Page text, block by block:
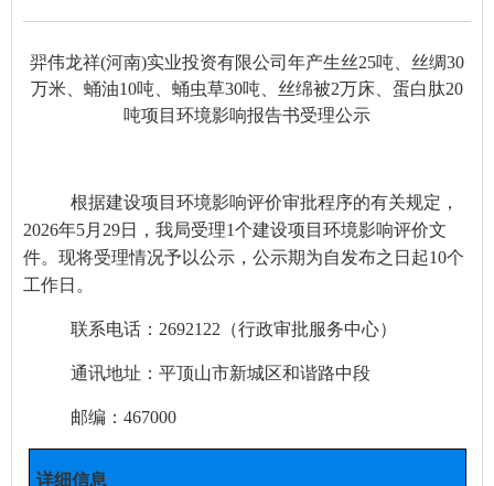
羿伟龙祥(河南)实业投资有限公司年产生丝25吨、丝绸30
万米、蛹油10吨、蛹虫草30吨、丝绵被2万床、蛋白肽20
吨项目环境影响报告书受理公示
根据建设项目环境影响评价审批程序的有关规定，
2026年5月 29日，我局受理1个建设项目环境影响评价文
件。现将受理情况予以公示，公示期为自发布之日起10个
工作日 。
联系电话： 2692122 （行政审批服务中心）
通讯地址：平顶山市新城区和谐路中段
邮编： 467000
详细信息